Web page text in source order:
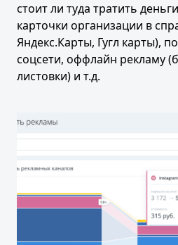
стоит ли туда тратить
карточки организации в
Яндекс.Карты, Гугл карты),
соцсети, оффлайн рекламу
листовки) и т.д.